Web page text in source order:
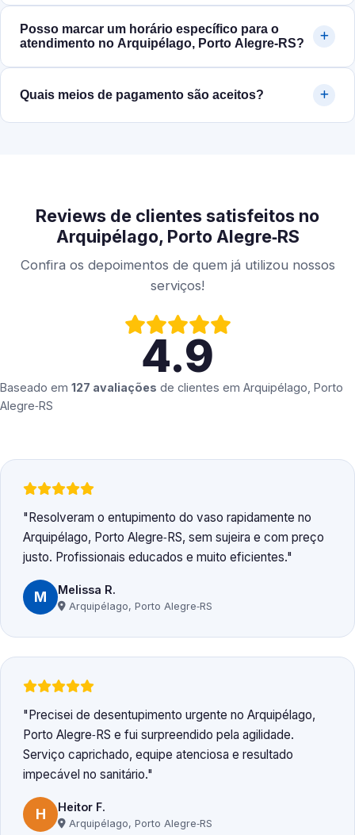
Posso marcar um horário específico para o
atendimento no Arquipélago, Porto Alegre‑RS?
Quais meios de pagamento são aceitos?
Reviews de clientes satisfeitos no
Arquipélago, Porto Alegre‑RS
Confira os depoimentos de quem já utilizou nossos
serviços!
4.9
Baseado em 127 avaliações de clientes em Arquipélago, Porto
Alegre‑RS
Resolveram o entupimento do vaso rapidamente no
Arquipélago, Porto Alegre‑RS, sem sujeira e com preço
justo. Profissionais educados e muito eficientes.
M Melissa R.
Arquipélago, Porto Alegre‑RS
Precisei de desentupimento urgente no Arquipélago,
Porto Alegre‑RS e fui surpreendido pela agilidade.
Serviço caprichado, equipe atenciosa e resultado
impecável no sanitário.
H Heitor F.
Arquipélago, Porto Alegre‑RS